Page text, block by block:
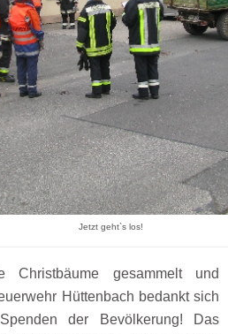
Jetzt geht`s los!
gesammelt und
Hüttenbach bedankt sich
der Bevölkerung! Das